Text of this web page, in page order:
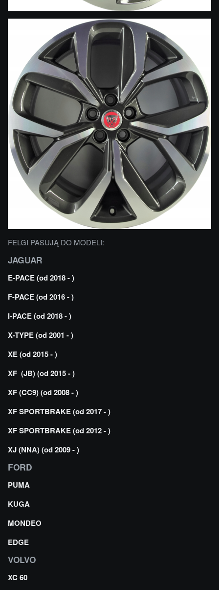
FELGI PASUJĄ DO MODELI:
JAGUAR
E-PACE (od 2018 - )
F-PACE (od 2016 - )
I-PACE (od 2018 - )
X-TYPE (od 2001 - )
XE (od 2015 - )
XF (JB) (od 2015 - )
XF (CC9) (od 2008 - )
XF SPORTBRAKE (od 2017 - )
XF SPORTBRAKE (od 2012 - )
XJ (NNA) (od 2009 - )
FORD
PUMA
KUGA
MONDEO
EDGE
VOLVO
XC 60